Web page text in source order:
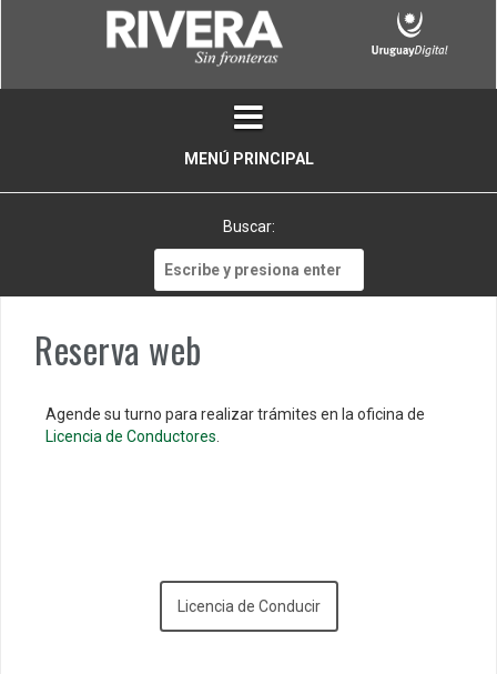
MENÚ PRINCIPAL
Buscar:
Reserva web
Agende su turno para realizar trámites en la oficina de
Licencia de Conductores
Licencia de Conducir